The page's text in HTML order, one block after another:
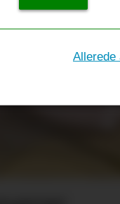
Allerede